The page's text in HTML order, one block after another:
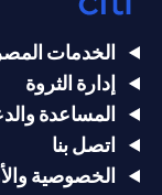
الخدمات
إدارة الثروة
المساعدة
اتصل بنا
الخصوصية